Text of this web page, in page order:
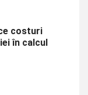
costuri
în calcul